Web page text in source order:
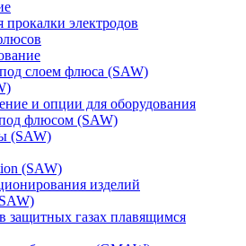
электродов
слоем флюса (SAW)
и опции для оборудования
под флюсом (SAW)
(SAW)
(SAW)
изделий
защитных газах плавящимся